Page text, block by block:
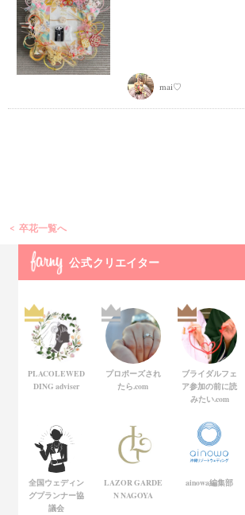
mai♡
卒花一覧へ
公式クリエイター
PLACOLEWED
DING adviser
プロポーズされ
たら.com
ブライダルフェ
ア参加の前に読
みたい.com
全国ウェディン
グプランナー協
議会
LAZOR GARDE
N NAGOYA
ainowa編集部